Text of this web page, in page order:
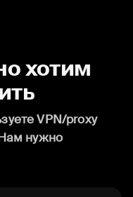
хотим
VPN/proxy
нужно